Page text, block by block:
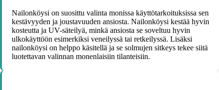
Nailonköysi on suosittu valinta monissa käyttötarkoituksissa sen
kestävyyden ja joustavuuden ansiosta. Nailonköysi kestää hyvin
kosteutta ja UV-säteilyä, minkä ansiosta se soveltuu hyvin
ulkokäyttöön esimerkiksi veneilyssä tai retkeilyssä. Lisäksi
nailonköysi on helppo käsitellä ja se solmujen sitkeys tekee siitä
luotettavan valinnan monenlaisiin tilanteisiin.